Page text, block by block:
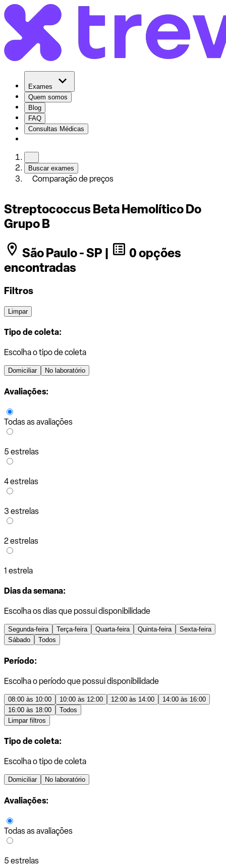
Exames
Quem somos
Blog
FAQ
Consultas Médicas
Buscar exames
Comparação de preços
Streptococcus Beta Hemolítico Do
Grupo B
São Paulo - SP |
0 opções
encontradas
Filtros
Limpar
Tipo de coleta:
Escolha o tipo de coleta
Domiciliar No laboratório
Avaliações:
Todas as avaliações
5 estrelas
4 estrelas
3 estrelas
2 estrelas
1 estrela
Dias da semana:
Escolha os dias que possui disponibilidade
Segunda-feira Terça-feira Quarta-feira Quinta-feira
Sexta-feira
Sábado
Todos
Período:
Escolha o período que possui disponibilidade
08:00 às 10:00 10:00 às 12:00 12:00 às 14:00
14:00 às 16:00
16:00 às 18:00
Todos
Limpar filtros
Tipo de coleta:
Escolha o tipo de coleta
Domiciliar No laboratório
Avaliações:
Todas as avaliações
5 estrelas